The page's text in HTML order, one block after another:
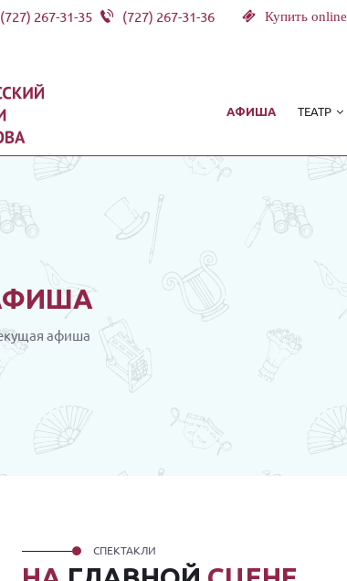
(727) 267-31-35 (727) 267-31-36 Купить online
АФИША ТЕАТР
афиша
СПЕКТАКЛИ